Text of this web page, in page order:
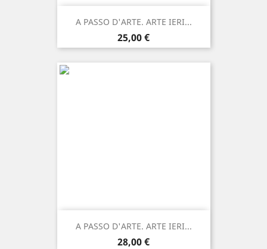
A PASSO D'ARTE. ARTE IERI...
Prezzo
25,00 €
A PASSO D'ARTE. ARTE IERI...
Prezzo
28,00 €